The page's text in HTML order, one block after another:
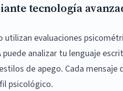
tecnología
evaluaciones
analizar tu lenguaje
de apego. Cada
psicológico.